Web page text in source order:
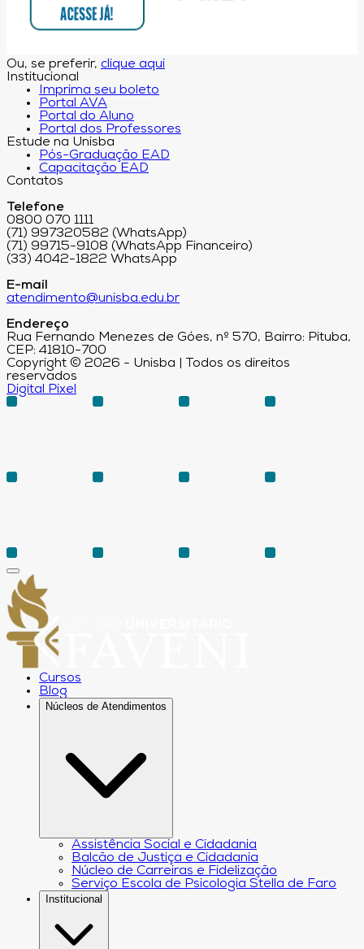
Ou, se preferir, clique aqui
Institucional
Imprima seu boleto
Portal AVA
Portal do Aluno
Portal dos Professores
Estude na Unisba
Pós-Graduação EAD
Capacitação EAD
Contatos
Telefone
0800 070 1111
(71) 997320582 (WhatsApp)
(71) 99715-9108 (WhatsApp Financeiro)
(33) 4042-1822 WhatsApp
E-mail
atendimento@unisba.edu.br
Endereço
Rua Fernando Menezes de Góes, nº 570, Bairro: Pituba,
CEP: 41810-700
Copyright © 2026 - Unisba | Todos os direitos
reservados
Digital Pixel
Cursos
Blog
Núcleos de Atendimentos
Assistência Social e Cidadania
Balcão de Justiça e Cidadania
Núcleo de Carreiras e Fidelização
Serviço Escola de Psicologia Stella de Faro
Institucional